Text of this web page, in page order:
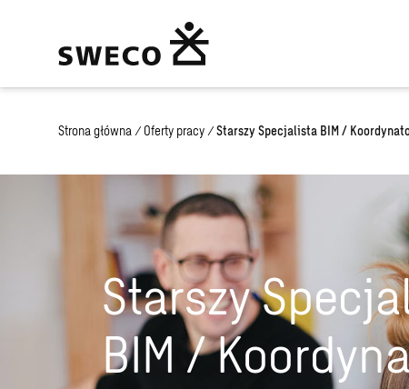
Strona główna / Oferty pracy / Starszy Specjalista BIM /
Starszy
BIM /